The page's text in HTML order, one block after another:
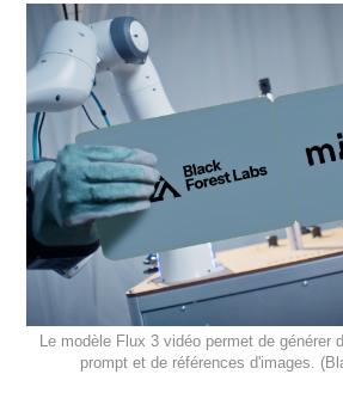
Le modèle Flux 3 vidéo permet de générer
prompt et de références d'images.